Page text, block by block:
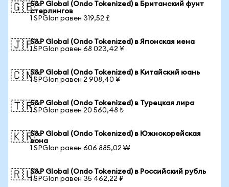
🇬🇧S&P Global (Ondo Tokenized) в Британский фунт
стерлингов
1 SPGIon равен 319,52 £
🇯🇵S&P Global (Ondo Tokenized) в Японская иена
1 SPGIon равен 68 023,42 ¥
🇨🇳S&P Global (Ondo Tokenized) в Китайский юань
1 SPGIon равен 2 908,40 ¥
🇹🇷S&P Global (Ondo Tokenized) в Турецкая лира
1 SPGIon равен 20 560,48 ₺
🇰🇷S&P Global (Ondo Tokenized) в Южнокорейская
вона
1 SPGIon равен 606 885,02 ₩
🇷🇺S&P Global (Ondo Tokenized) в Российский рубль
1 SPGIon равен 35 462,22 ₽